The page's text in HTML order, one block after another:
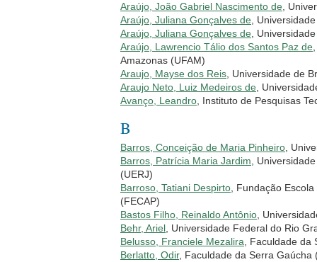
Araújo, João Gabriel Nascimento de,
Araújo, Juliana Gonçalves de,
Araújo, Juliana Gonçalves de,
Araújo, Lawrencio Tálio dos Santos Paz de
Amazonas (UFAM)
Araujo, Mayse dos Reis, Universidade de
Araujo Neto, Luiz Medeiros de,
Avanço, Leandro, Instituto de Pesquisas
B
Barros, Conceição de Maria Pinheiro,
Barros, Patrícia Maria Jardim,
(UERJ)
Barroso, Tatiani Despirto, Fundação
(FECAP)
Bastos Filho, Reinaldo Antônio,
Behr, Ariel, Universidade Federal do Rio
Belusso, Franciele Mezalira, Faculdade da
Berlatto, Odir, Faculdade da Serra Gaúcha